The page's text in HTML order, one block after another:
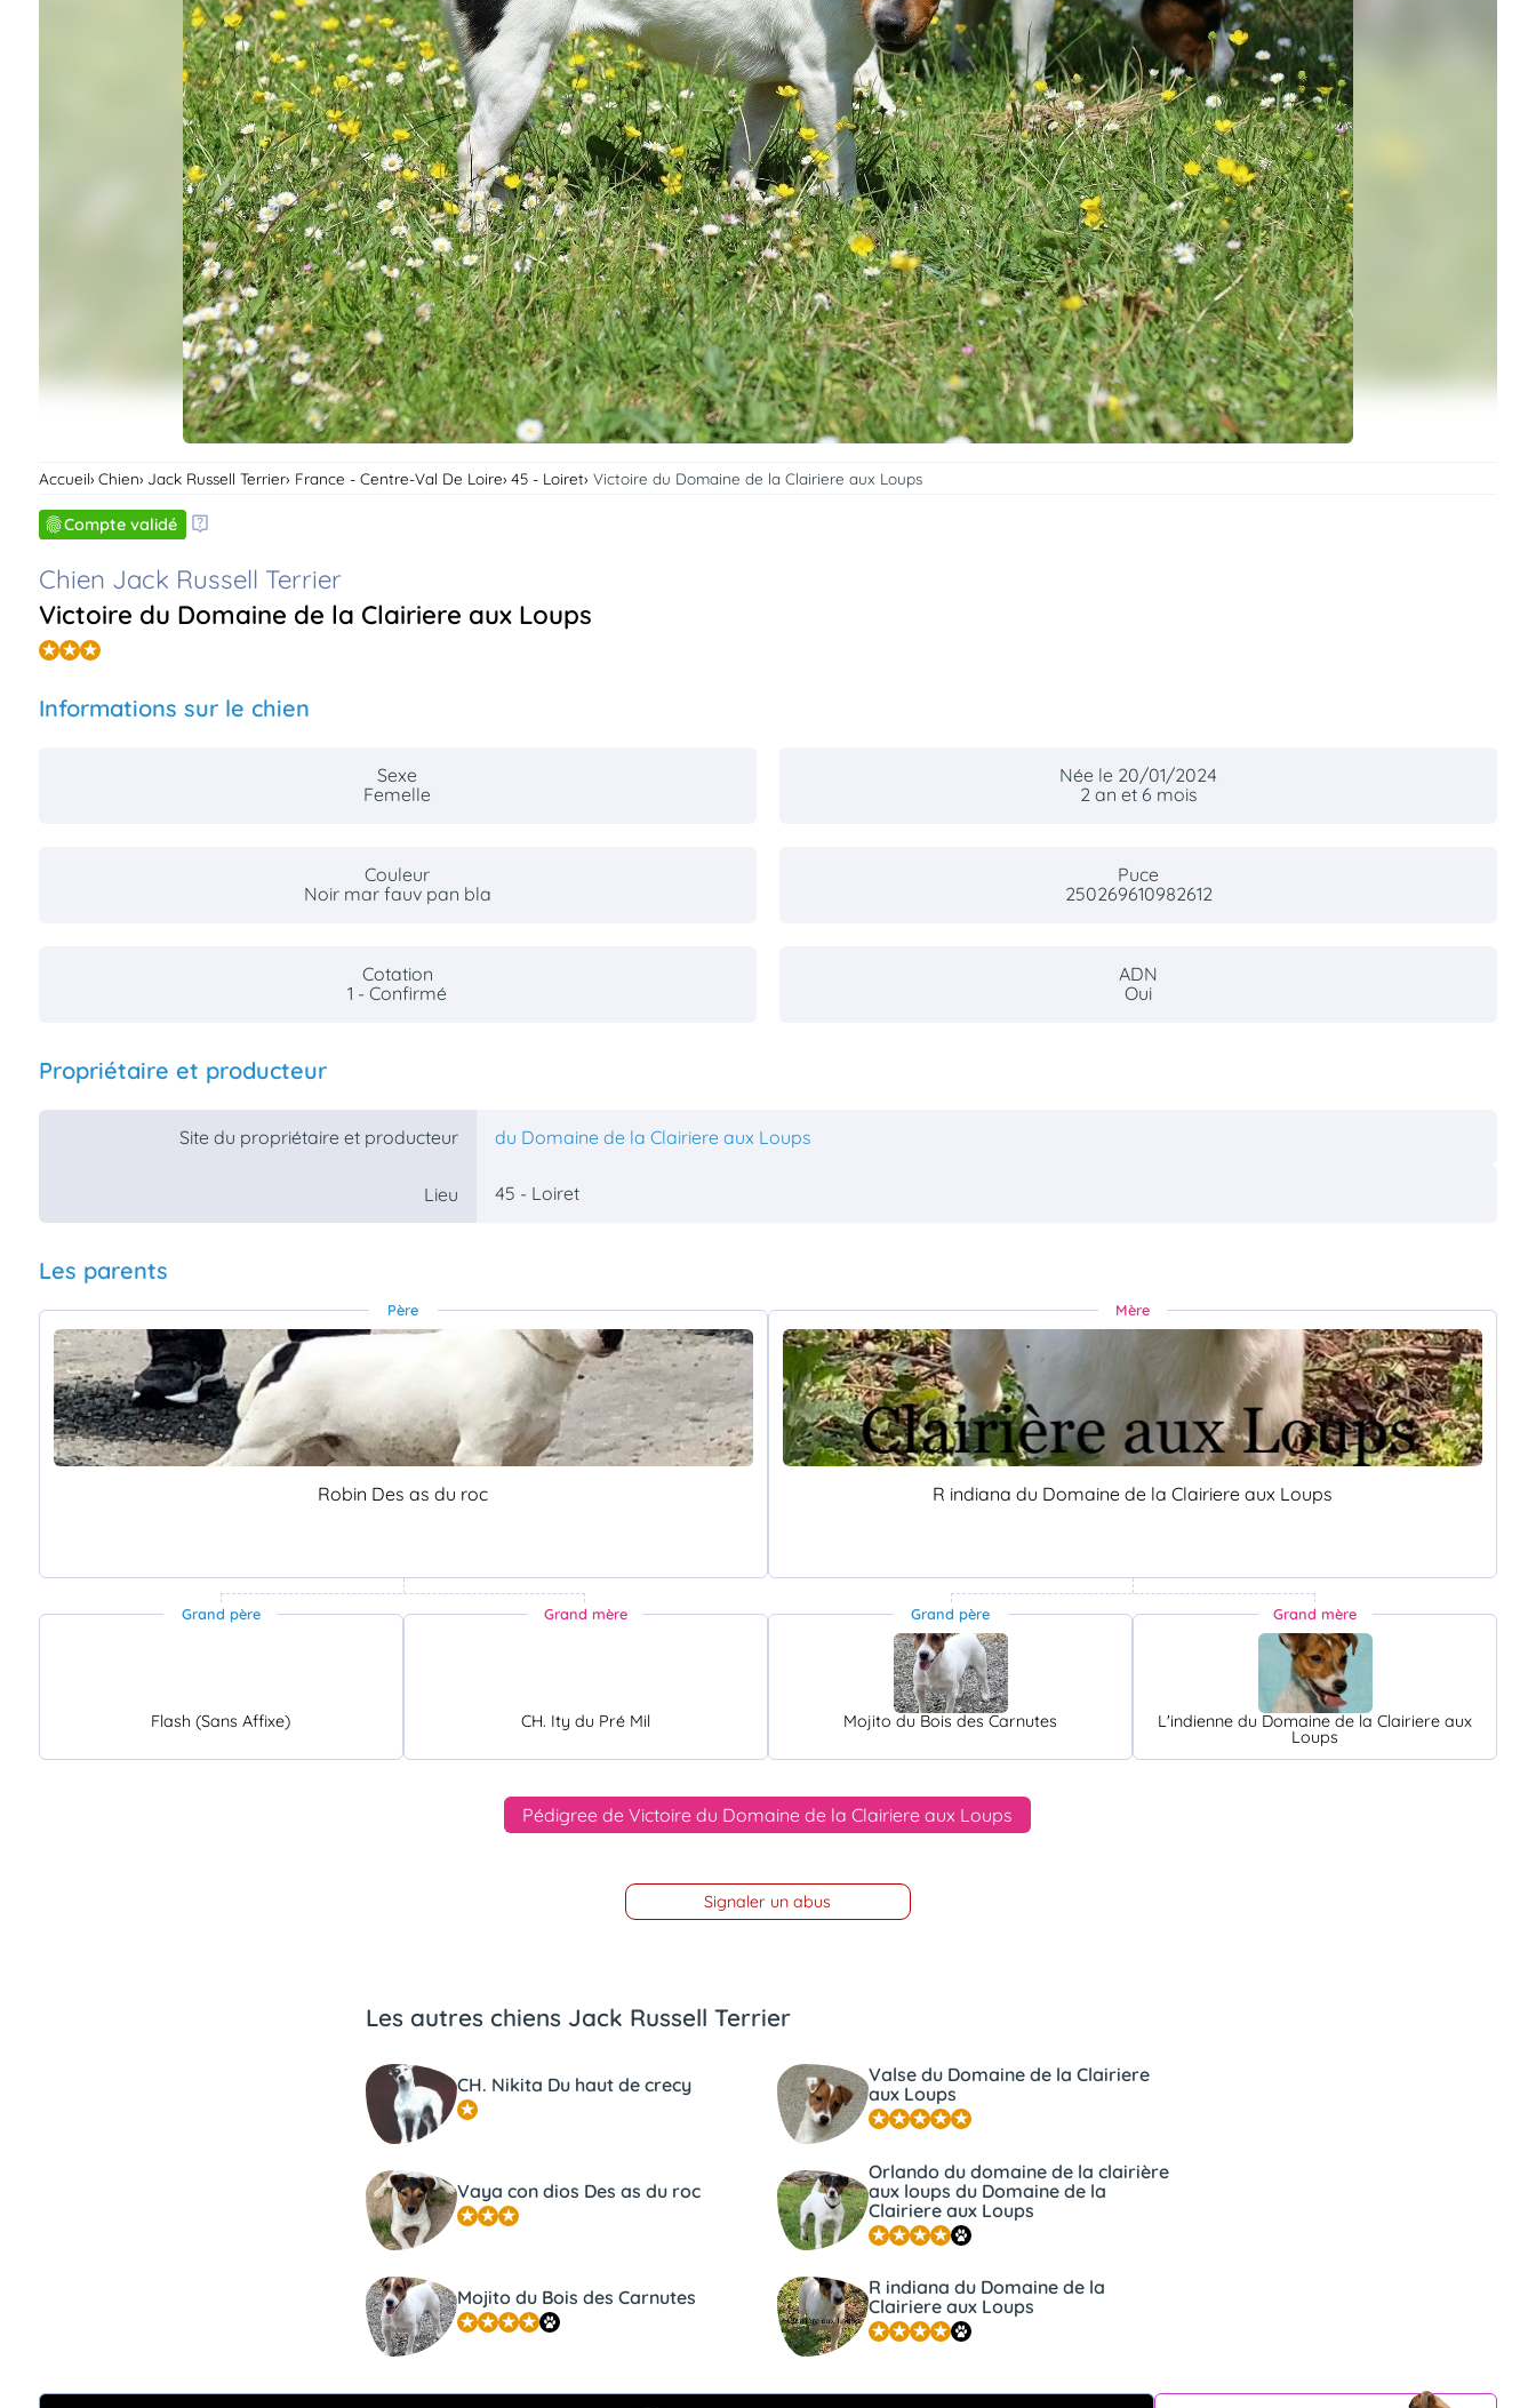
Accueil Chien Jack Russell Terrier France - Centre-Val De Loire 45 - Loiret Victoire du Domaine de la Clairiere aux Loups
Compte validé
Chien Jack Russell Terrier
Victoire du Domaine de la Clairiere aux Loups
Informations sur le chien
Sexe
Femelle
Née le 20/01/2024
2 an et 6 mois
Couleur
Noir mar fauv pan bla
Puce
250269610982612
Cotation
1 - Confirmé
ADN
Oui
Propriétaire et producteur
Site du propriétaire et producteur du Domaine de la Clairiere aux Loups
Lieu 45 - Loiret
Les parents
Père
Robin Des as du roc
Grand père
Flash (Sans Affixe)
Grand mère
CH. Ity du Pré Mil
Mère
R indiana du Domaine de la Clairiere aux Loups
Grand père
Mojito du Bois des Carnutes
Grand mère
L'indienne du Domaine de la Clairiere aux
Loups
Pédigree de Victoire du Domaine de la Clairiere aux Loups
Signaler un abus
Les autres chiens Jack Russell Terrier
CH. Nikita Du haut de crecy
Valse du Domaine de la Clairiere
aux Loups
Vaya con dios Des as du roc
Orlando du domaine de la clairière
aux loups du Domaine de la
Clairiere aux Loups
Mojito du Bois des Carnutes
R indiana du Domaine de la
Clairiere aux Loups